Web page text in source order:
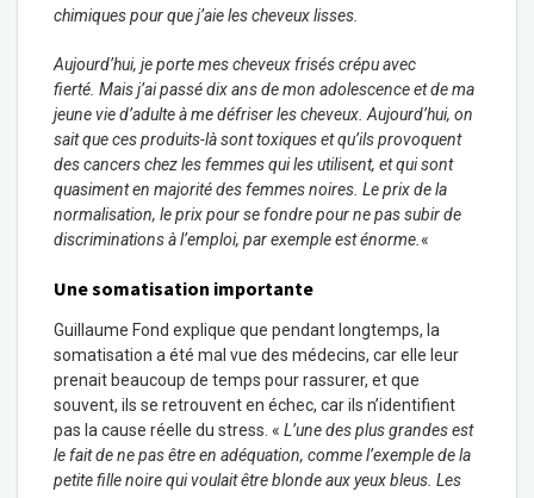
chimiques pour que j’aie les cheveux lisses.
Aujourd’hui, je porte mes cheveux frisés crépu avec
fierté. Mais j’ai passé dix ans de mon adolescence et de ma
jeune vie d’adulte à me défriser les cheveux. Aujourd’hui, on
sait que ces produits-là sont toxiques et qu’ils provoquent
des cancers chez les femmes qui les utilisent, et qui sont
quasiment en majorité des femmes noires. Le prix de la
normalisation, le prix pour se fondre pour ne pas subir de
discriminations à l’emploi, par exemple est énorme.«
Une somatisation importante
Guillaume Fond explique que pendant longtemps, la
somatisation a été mal vue des médecins, car elle leur
prenait beaucoup de temps pour rassurer, et que
souvent, ils se retrouvent en échec, car ils n’identifient
pas la cause réelle du stress. « L’une des plus grandes est
le fait de ne pas être en adéquation, comme l’exemple de la
petite fille noire qui voulait être blonde aux yeux bleus. Les